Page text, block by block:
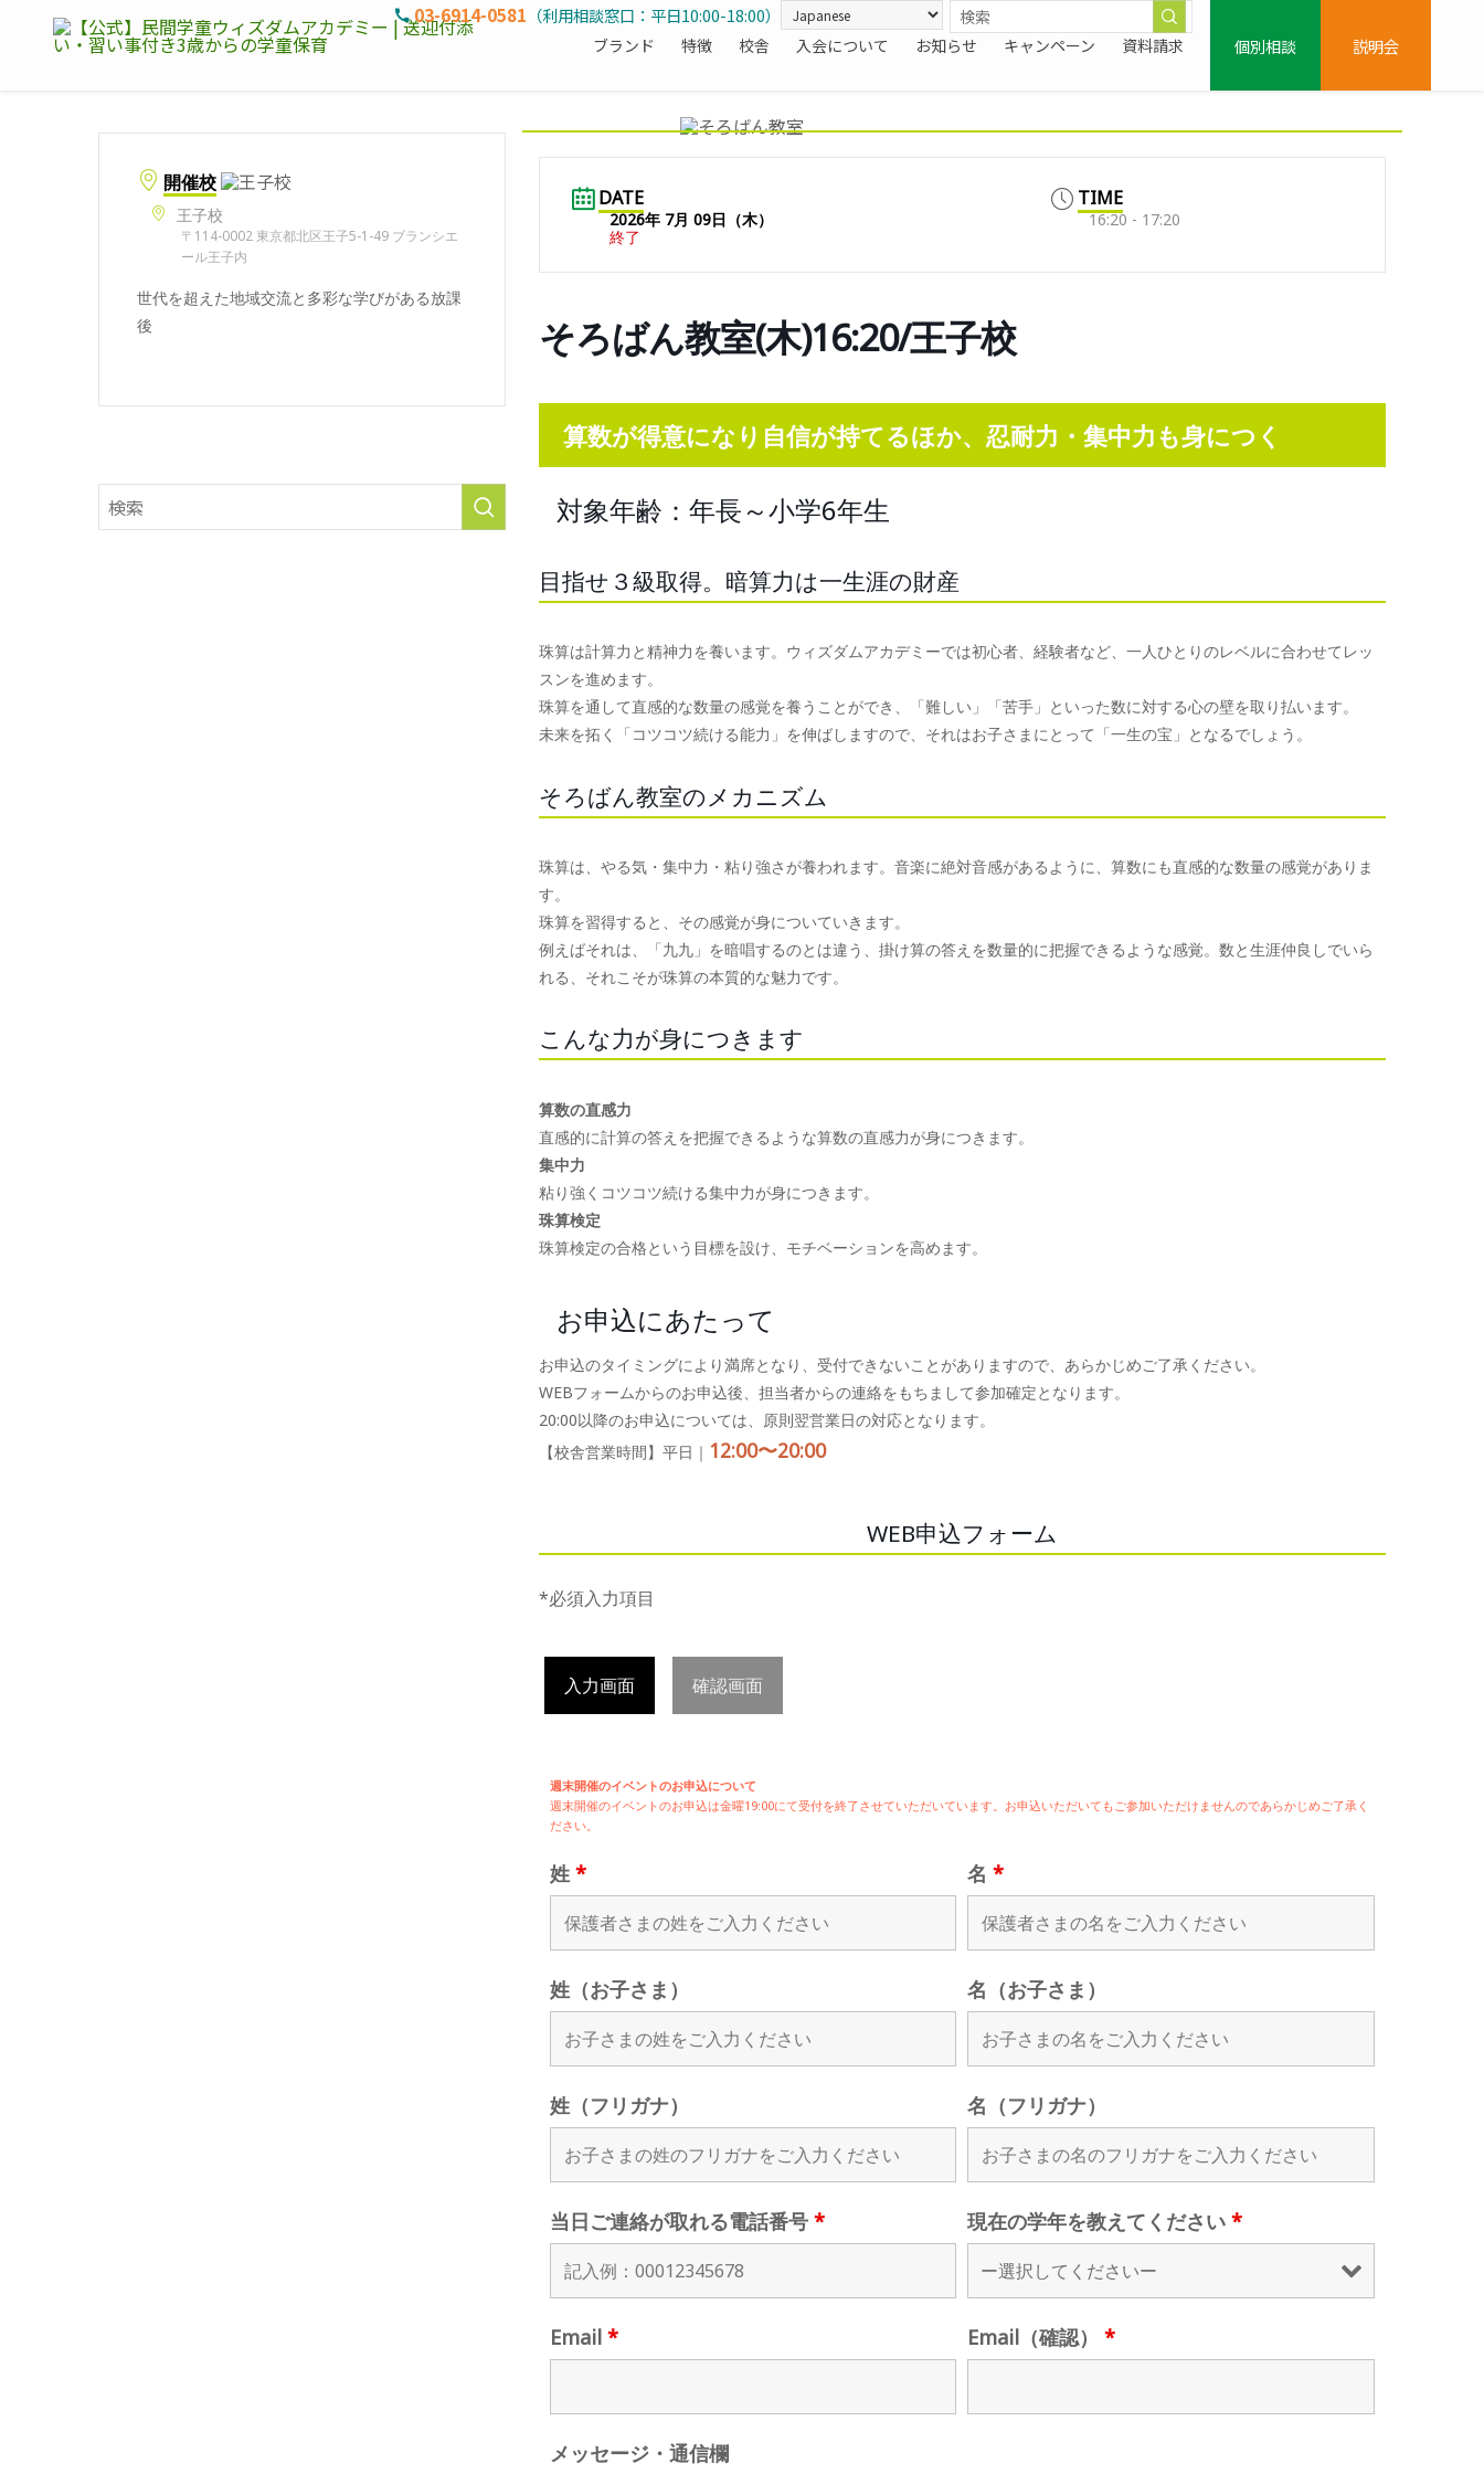
ブランド 特徴 校舎 入会について お知らせ キャンペーン 資料請求
03-6914-0581 （利用相談窓口：平日10:00-18:00）
個別相談
説明会
開催校
王子校
〒114-0002 東京都北区王子5-1-49 ブランシエ
ール王子内
世代を超えた地域交流と多彩な学びがある放課
後
DATE
2026年 7月 09日（木）
終了
TIME
16:20 - 17:20
そろばん教室(木)16:20/王子校
算数が得意になり自信が持てるほか、忍耐力・集中力も身につく
対象年齢：年長～小学6年生
目指せ３級取得。暗算力は一生涯の財産
珠算は計算力と精神力を養います。ウィズダムアカデミーでは初心者、経験者など、一人ひとりのレベルに合わせてレッ
スンを進めます。
珠算を通して直感的な数量の感覚を養うことができ、「難しい」「苦手」といった数に対する心の壁を取り払います。
未来を拓く「コツコツ続ける能力」を伸ばしますので、それはお子さまにとって「一生の宝」となるでしょう。
そろばん教室のメカニズム
珠算は、やる気・集中力・粘り強さが養われます。音楽に絶対音感があるように、算数にも直感的な数量の感覚がありま
す。
珠算を習得すると、その感覚が身についていきます。
例えばそれは、「九九」を暗唱するのとは違う、掛け算の答えを数量的に把握できるような感覚。数と生涯仲良しでいら
れる、それこそが珠算の本質的な魅力です。
こんな力が身につきます
算数の直感力
直感的に計算の答えを把握できるような算数の直感力が身につきます。
集中力
粘り強くコツコツ続ける集中力が身につきます。
珠算検定
珠算検定の合格という目標を設け、モチベーションを高めます。
お申込にあたって
お申込のタイミングにより満席となり、受付できないことがありますので、あらかじめご了承ください。
WEBフォームからのお申込後、担当者からの連絡をもちまして参加確定となります。
20:00以降のお申込については、原則翌営業日の対応となります。
【校舎営業時間】平日｜ 12:00〜20:00
WEB申込フォーム
*必須入力項目
入力画面 確認画面
週末開催のイベントのお申込について
週末開催のイベントのお申込は金曜19:00にて受付を終了させていただいています。お申込いただいてもご参加いただけませんのであらかじめご了承く
ださい。
姓 * 名*
姓（お子さま） 名（お子さま）
姓（フリガナ） 名（フリガナ）
当日ご連絡が取れる電話番号 * 現在の学年を教えてください*
Email * Email（確認）*
メッセージ・通信欄